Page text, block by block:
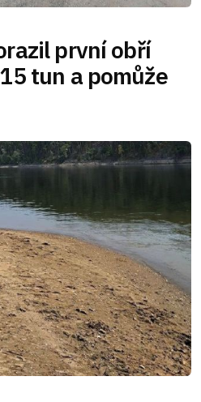
první obří
tun a pomůže